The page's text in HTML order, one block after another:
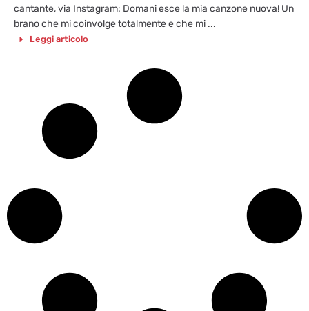
cantante, via Instagram: Domani esce la mia canzone nuova! Un
brano che mi coinvolge totalmente e che mi ...
Leggi articolo